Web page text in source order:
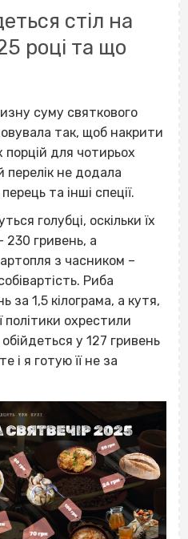
стіл на
році та що
суму святкового
так, щоб накрити
порцій для чотирьох
не додала
та інші спеції.
голубці, оскільки їх
230 гривень, а
з часником –
Риба
за 1,5 кілограма, а кутя,
політики охрестили
у 127 гривень
і я готую її не за